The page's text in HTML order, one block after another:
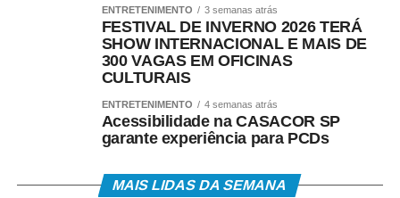
Gringo é um dos principais incentivadores dessa
modalidade em Mato Grosso. Presidente da Associação
Mato-Grossense de Pipeiros, ele organiza festivais,
competições e encontros que reúnem praticantes de
diferentes idades.
neste ano. Em 2016, sua filha, de apenas seis anos,
ENTRETENIMENTO 3 semanas atrás
FESTIVAL DE INVERNO 2026 TERÁ
SHOW INTERNACIONAL E MAIS DE
300 VAGAS EM OFICINAS
CULTURAIS
ENTRETENIMENTO 4 semanas atrás
Acessibilidade na CASACOR SP
garante experiência para PCDs
MAIS LIDAS DA SEMANA